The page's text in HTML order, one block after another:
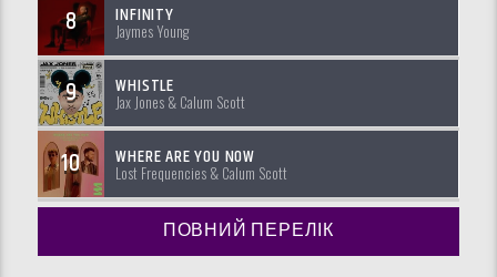
8 INFINITY
Jaymes Young
9 WHISTLE
Jax Jones & Calum Scott
10 WHERE ARE YOU NOW
Lost Frequencies & Calum Scott
ПОВНИЙ ПЕРЕЛІК